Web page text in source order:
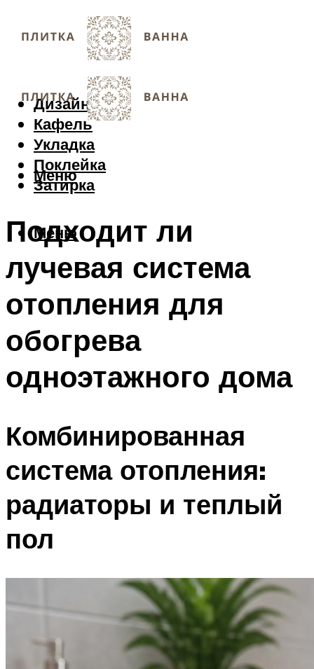
Дизайн
Кафель
Укладка
Поклейка
Затирка
Меню
Меню
Подходит ли
лучевая система
отопления для
обогрева
одноэтажного дома
Комбинированная
система отопления:
радиаторы и теплый
пол